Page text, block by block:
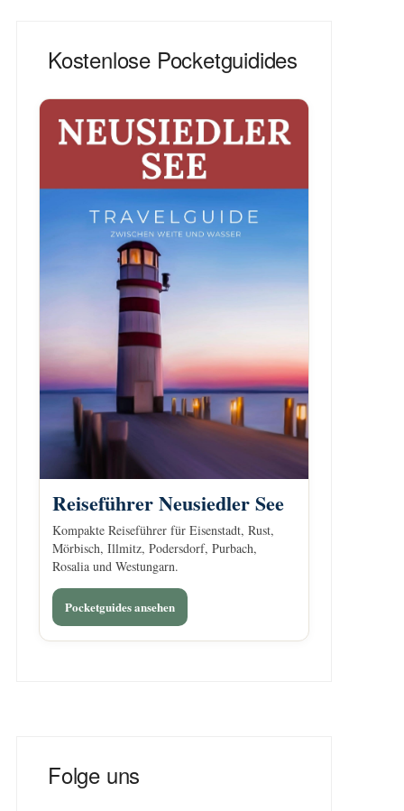
Kostenlose Pocketguidides
Reiseführer Neusiedler See
Kompakte Reiseführer für Eisenstadt, Rust,
Mörbisch, Illmitz, Podersdorf, Purbach,
Rosalia und Westungarn.
Pocketguides ansehen
Folge uns